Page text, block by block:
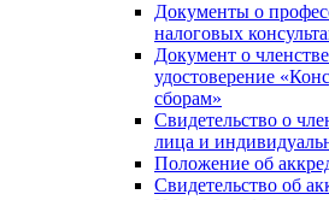
Документы о
налоговых
Документ о
удостоверение
сборам»
Свидетельство о
лица и
Положение об
Свидетельство об